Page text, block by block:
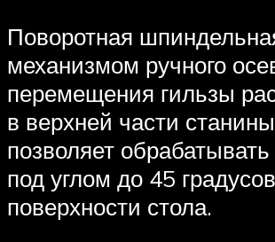
Поворотная
механизмом ручного
перемещения гильзы
в верхней части
позволяет обрабатывать
под углом до 45
поверхности стола.